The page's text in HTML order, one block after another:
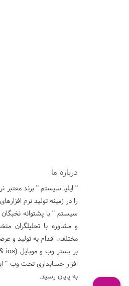
درباره ما
" ایلیا سیستم " برند
سیستم " با پشتوانه
و مشاوره با تحلیلگران
مختلف، اقدام به تولید و
به پایان رسید.